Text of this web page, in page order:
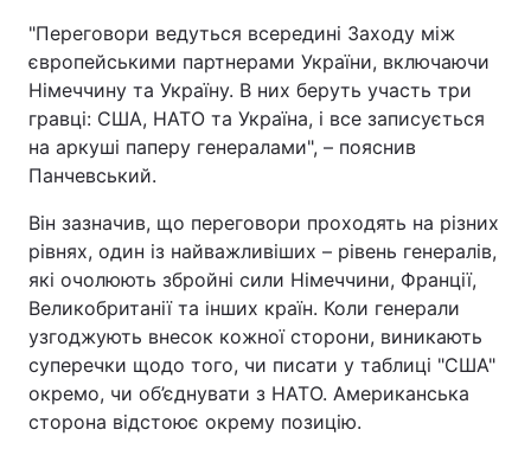
"Переговори ведуться всередині Заходу між
європейськими партнерами України, включаючи
Німеччину та Україну. В них беруть участь три
гравці: США, НАТО та Україна, і все записується
на аркуші паперу генералами", – пояснив
Панчевський.
Він зазначив, що переговори проходять на різних
рівнях, один із найважливіших – рівень генералів,
які очолюють збройні сили Німеччини, Франції,
Великобританії та інших країн. Коли генерали
узгоджують внесок кожної сторони, виникають
суперечки щодо того, чи писати у таблиці "США"
окремо, чи об’єднувати з НАТО. Американська
сторона відстоює окрему позицію.